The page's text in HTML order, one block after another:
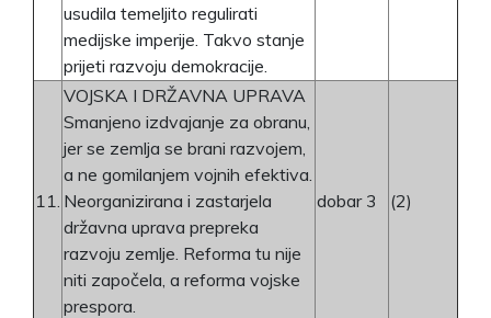
usudila temeljito regulirati
medijske imperije. Takvo stanje
prijeti razvoju demokracije.
11.
VOJSKA I DRŽAVNA UPRAVA
Smanjeno izdvajanje za obranu,
jer se zemlja se brani razvojem,
a ne gomilanjem vojnih efektiva.
Neorganizirana i zastarjela
državna uprava prepreka
razvoju zemlje. Reforma tu nije
niti započela, a reforma vojske
prespora.
dobar 3 (2)